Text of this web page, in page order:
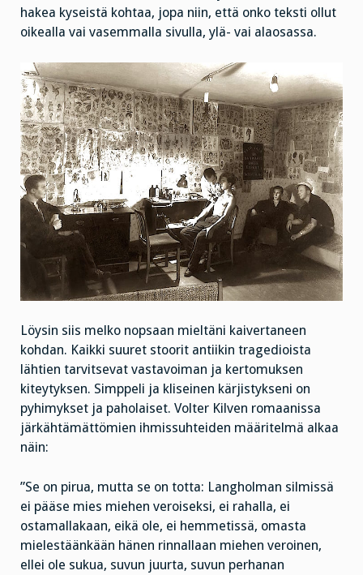
hakea kyseistä kohtaa, jopa niin, että onko teksti ollut
oikealla vai vasemmalla sivulla, ylä- vai alaosassa.
Löysin siis melko nopsaan mieltäni kaivertaneen
kohdan. Kaikki suuret stoorit antiikin tragedioista
lähtien tarvitsevat vastavoiman ja kertomuksen
kiteytyksen. Simppeli ja kliseinen kärjistykseni on
pyhimykset ja paholaiset. Volter Kilven romaanissa
järkähtämättömien ihmissuhteiden määritelmä alkaa
näin:
”Se on pirua, mutta se on totta: Langholman silmissä
ei pääse mies miehen veroiseksi, ei rahalla, ei
ostamallakaan, eikä ole, ei hemmetissä, omasta
mielestäänkään hänen rinnallaan miehen veroinen,
ellei ole sukua, suvun juurta, suvun perhanan